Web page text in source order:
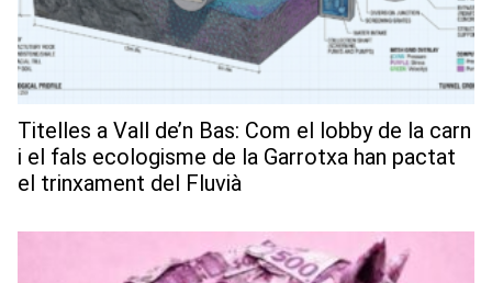
Titelles a Vall de’n Bas: Com el lobby de la carn
i el fals ecologisme de la Garrotxa han pactat
el trinxament del Fluvià